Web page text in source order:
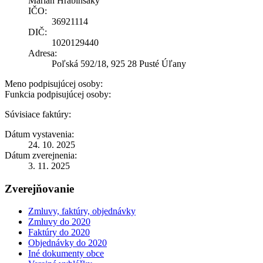
IČO:
36921114
DIČ:
1020129440
Adresa:
Poľská 592/18, 925 28 Pusté Úľany
Meno podpisujúcej osoby:
Funkcia podpisujúcej osoby:
Súvisiace faktúry:
Dátum vystavenia:
24. 10. 2025
Dátum zverejnenia:
3. 11. 2025
Zverejňovanie
Zmluvy, faktúry, objednávky
Zmluvy do 2020
Faktúry do 2020
Objednávky do 2020
Iné dokumenty obce